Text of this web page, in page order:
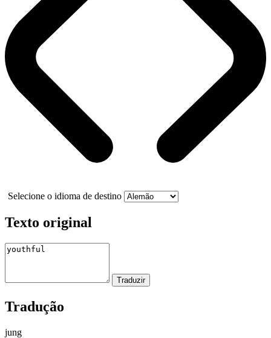
Selecione o idioma de destino
Texto original
Tradução
jung